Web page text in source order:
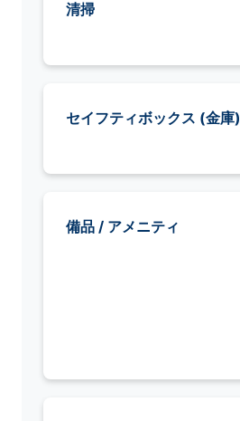
清掃
セイフティボックス (金庫)
備品 / アメニティ